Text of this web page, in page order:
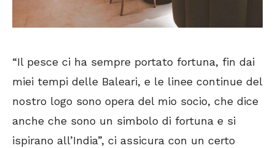
“Il pesce ci ha sempre portato fortuna, fin dai
miei tempi delle Baleari, e le linee continue del
nostro logo sono opera del mio socio, che dice
anche che sono un simbolo di fortuna e si
ispirano all’India”, ci assicura con un certo